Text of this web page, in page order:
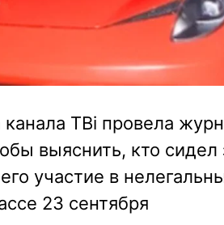
ТВі провела
выяснить, кто сидел
участие в
23 сентября